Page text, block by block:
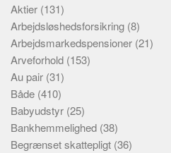
Aktier (131)
Arbejdsløshedsforsikring (8)
Arbejdsmarkedspensioner (21)
Arveforhold (153)
Au pair (31)
Både (410)
Babyudstyr (25)
Bankhemmelighed (38)
Begrænset skattepligt (36)